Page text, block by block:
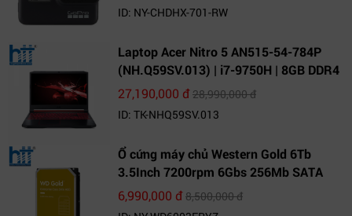
ID: NY-CHDHX-701-RW
Laptop Acer Nitro 5 AN515-54-784P
(NH.Q59SV.013) | i7-9750H | 8GB DDR4
| 1TB HDD | GeForce GTX 1650 4GB |
27,190,000 đ28,990,000 đ
ID: TK-NHQ59SV.013
Ổ cứng máy chủ Western Gold 6Tb
3.5Inch 7200rpm 6Gbs 256Mb SATA
(WD6003FRYZ)
6,990,000 đ8,500,000 đ